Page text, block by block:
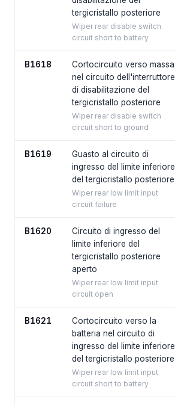
tergicristallo posteriore
Wiper rear disable switch
circuit short to battery
B1618
Cortocircuito verso massa
nel circuito dell'interruttore
di disabilitazione del
tergicristallo posteriore
Wiper rear disable switch
circuit short to ground
B1619
Guasto al circuito di
ingresso del limite inferiore
del tergicristallo posteriore
Wiper rear low limit input
circuit failure
B1620
Circuito di ingresso del
limite inferiore del
tergicristallo posteriore
aperto
Wiper rear low limit input
circuit open
B1621
Cortocircuito verso la
batteria nel circuito di
ingresso del limite inferiore
del tergicristallo posteriore
Wiper rear low limit input
circuit short to battery